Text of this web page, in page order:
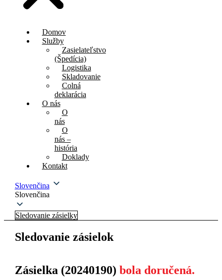
Domov
Služby
Zasielateľstvo
(Špedícia)
Logistika
Skladovanie
Colná
deklarácia
O nás
O
nás
O
nás –
história
Doklady
Kontakt
Slovenčina
Slovenčina
Sledovanie zásielky
Sledovanie zásielok
Zásielka (20240190) bola doručená.